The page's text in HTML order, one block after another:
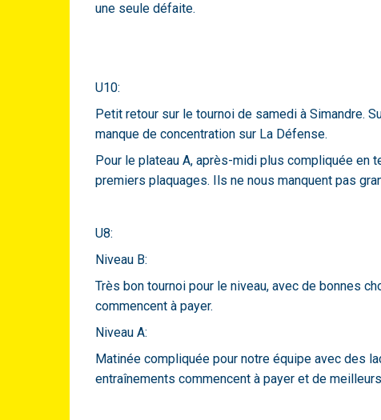
une seule défaite.
U10:
Petit retour sur le tournoi de samedi à Simandre.
manque de concentration sur La Défense.
Pour le plateau A, après-midi plus compliquée en
premiers plaquages. Ils ne nous manquent pas
U8:
Niveau B:
Très bon tournoi pour le niveau, avec de bonnes
commencent à payer.
Niveau A:
Matinée compliquée pour notre équipe avec des
entraînements commencent à payer et de